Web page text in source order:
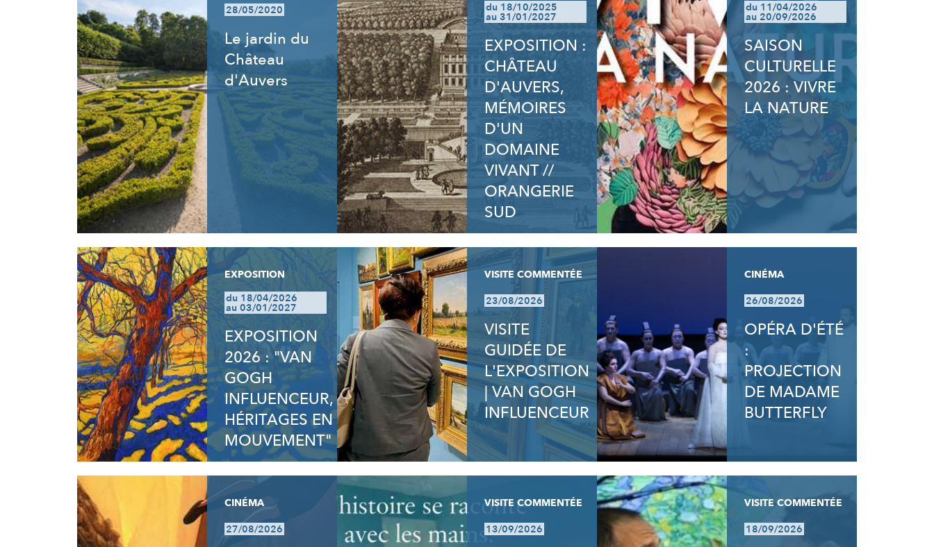
28/05/2020
Le jardin du
Château
d'Auvers
du 18/10/2025
au 31/01/2027
EXPOSITION :
CHÂTEAU
D'AUVERS,
MÉMOIRES
D'UN
DOMAINE
VIVANT //
ORANGERIE
SUD
du 11/04/2026
au 20/09/2026
SAISON
CULTURELLE
2026 : VIVRE
LA NATURE
EXPOSITION
du 18/04/2026
au 03/01/2027
EXPOSITION
2026 : "VAN
GOGH
INFLUENCEUR,
HÉRITAGES EN
MOUVEMENT"
VISITE COMMENTÉE
23/08/2026
VISITE
GUIDÉE DE
L'EXPOSITION
| VAN GOGH
INFLUENCEUR
CINÉMA
26/08/2026
OPÉRA D'ÉTÉ
:
PROJECTION
DE MADAME
BUTTERFLY
CINÉMA
27/08/2026
VISITE COMMENTÉE
13/09/2026
VISITE COMMENTÉE
18/09/2026